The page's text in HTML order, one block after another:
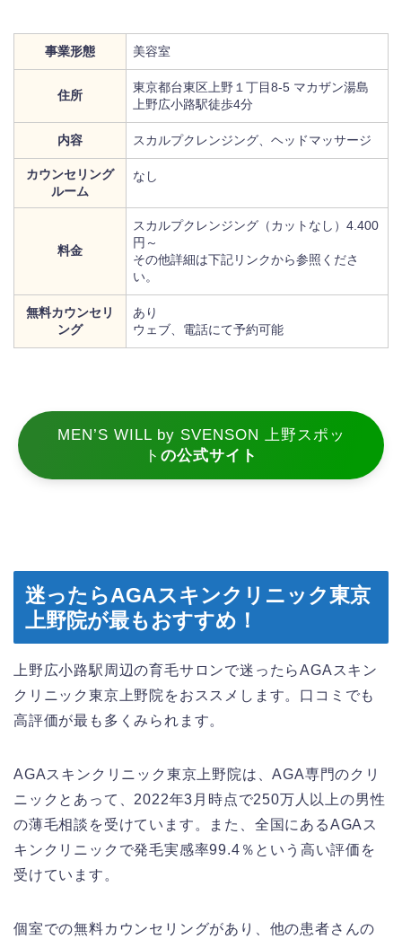
事業形態 美容室
住所
東京都台東区上野１丁目8-5 マカザン湯島
上野広小路駅徒歩4分
内容 スカルプクレンジング、ヘッドマッサージ
カウンセリング
ルーム
なし
料金
スカルプクレンジング（カットなし）4.400
円～
その他詳細は下記リンクから参照くださ
い。
無料カウンセリ
ング
あり
ウェブ、電話にて予約可能
MEN’S WILL by SVENSON 上野スポッ
ト の公式サイト
迷ったらAGAスキンクリニック東京
上野院が最もおすすめ！
上野広小路駅周辺の育毛サロンで迷ったらAGAスキン
クリニック東京上野院をおススメします。口コミでも
高評価が最も多くみられます。
AGAスキンクリニック東京上野院は、AGA専門のクリ
ニックとあって、2022年3月時点で250万人以上の男性
の薄毛相談を受けています。また、全国にあるAGAス
キンクリニックで発毛実感率99.4％という高い評価を
受けています。
個室での無料カウンセリングがあり、他の患者さんの